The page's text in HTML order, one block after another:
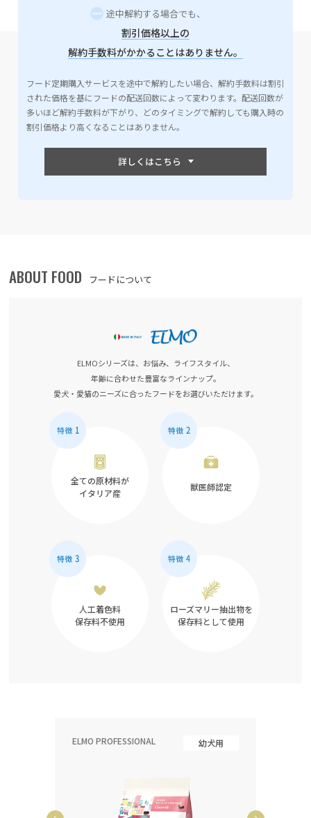
途中解約する場合でも、
割引価格以上の
解約手数料がかかることはありません。
フード定期購入サービスを途中で解約したい場合、解約手数料は割引
された価格を基にフードの配送回数によって変わります。配送回数が
多いほど解約手数料が下がり、どのタイミングで解約しても購入時の
割引価格より高くなることはありません。
ABOUT FOOD フードについて
ELMOシリーズは、お悩み、ライフスタイル、
年齢に合わせた豊富なラインナップ。
愛犬・愛猫のニーズに合ったフードをお選びいただけます。
全ての原材料が
イタリア産
獣医師認定
人工着色料
保存料不使用
ローズマリー抽出物を
保存料として使用
ELMO PROFESSIONAL 幼犬用